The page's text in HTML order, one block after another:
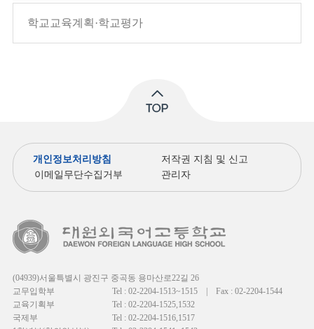
학교교육계획·학교평가
개인정보처리방침
저작권 지침 및 신고
이메일무단수집거부
관리자
(04939)서울특별시 광진구 중곡동 용마산로22길 26
교무입학부
Tel : 02-2204-1513~1515
Fax : 02-2204-1544
교육기획부
Tel : 02-2204-1525,1532
국제부
Tel : 02-2204-1516,1517